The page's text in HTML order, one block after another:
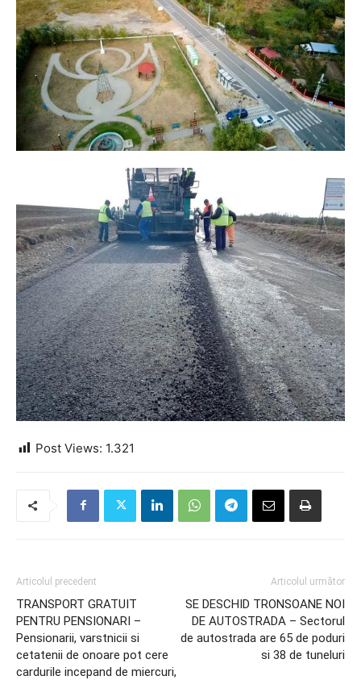
Post Views: 1.321
Articolul precedent
TRANSPORT GRATUIT
PENTRU PENSIONARI –
Pensionarii, varstnicii si
cetatenii de onoare pot cere
cardurile incepand de miercuri,
Articolul următor
SE DESCHID TRONSOANE NOI
DE AUTOSTRADA – Sectorul
de autostrada are 65 de poduri
si 38 de tuneluri